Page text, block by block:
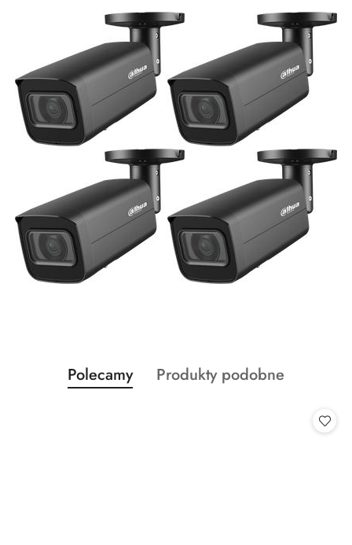
Pomiń karuzelę produktów
Produkty
o
Polecamy
Produkty
Produkty podobne